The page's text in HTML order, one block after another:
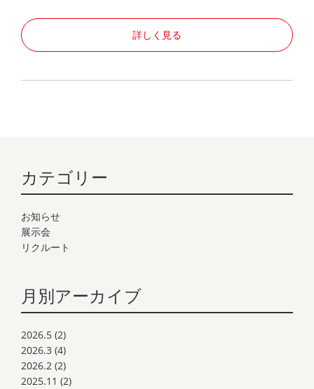
詳しく見る
カテゴリー
お知らせ
展示会
リクルート
月別アーカイブ
2026.5 (2)
2026.3 (4)
2026.2 (2)
2025.11 (2)